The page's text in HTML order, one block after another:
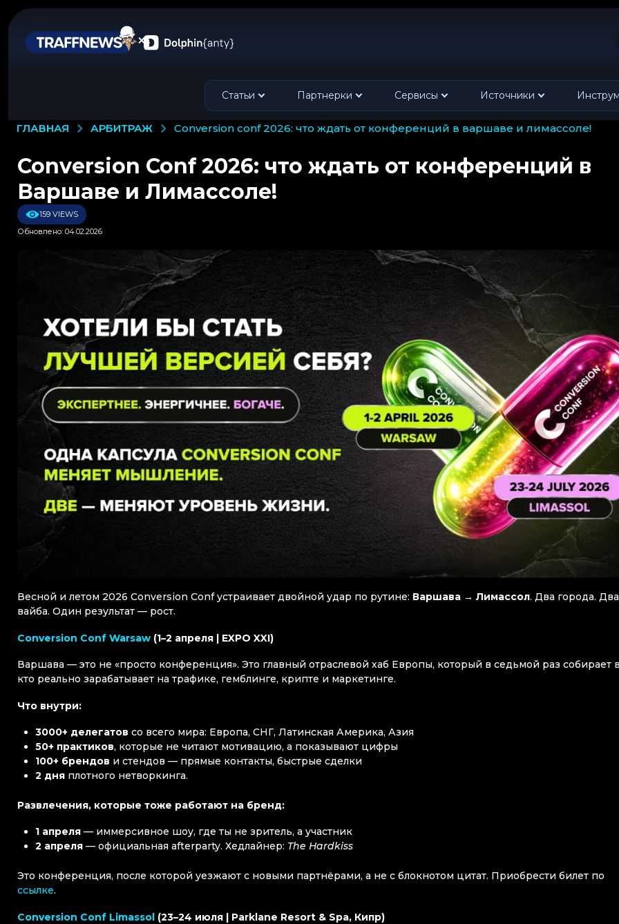
Статьи Партнерки Сервисы Источники
ГЛАВНАЯ АРБИТРАЖ conversion conf 2026: что ждать от конференций в варшаве и лимассоле!
Conversion Conf 2026: что ждать от конференций в
Варшаве и Лимассоле!
159 VIEWS
Обновлено: 04.02.2026
Весной и летом 2026 Conversion Conf устраивает двойной удар по рутине: Варшава → Лимассол. Два города. Два
вайба. Один результат — рост.
Conversion Conf Warsaw (1–2 апреля | EXPO XXI)
Варшава — это не «просто конференция». Это главный отраслевой хаб Европы, который в седьмой раз собирает
кто реально зарабатывает на трафике, гемблинге, крипте и маркетинге.
Что внутри:
3000+ делегатов со всего мира: Европа, СНГ, Латинская Америка, Азия
50+ практиков, которые не читают мотивацию, а показывают цифры
100+ брендов и стендов — прямые контакты, быстрые сделки
2 дня плотного нетворкинга.
Развлечения, которые тоже работают на бренд:
1 апреля — иммерсивное шоу, где ты не зритель, а участник
2 апреля — официальная afterparty. Хедлайнер: The Hardkiss
Это конференция, после которой уезжают с новыми партнёрами, а не с блокнотом цитат. Приобрести билет по
ссылке.
Conversion Conf Limassol (23–24 июля | Parklane Resort & Spa, Кипр)